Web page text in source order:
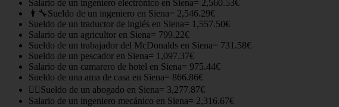
Salario de un ingeniero electrónico en Siena= 2,560.53€
👨‍🔧Sueldo de un ingeniero en Siena= 2,546.29€
Sueldo de un traductor de inglés en Siena= 1,557.50€
Salario de un agricultor en Siena= 799.22€
Sueldo de un trabajador del McDonalds en Siena= 731.58€
Sueldo de un pescador en Siena= 1,097.37€
Salario de un camarero de hotel en Siena= 975.44€
Sueldo de una ama de casa en Siena= 866.86€
👨‍⚖️Sueldo de un abogado en Siena= 3,277.87€
Salario de un ingeniero mecánico en Siena= 2,316.67€